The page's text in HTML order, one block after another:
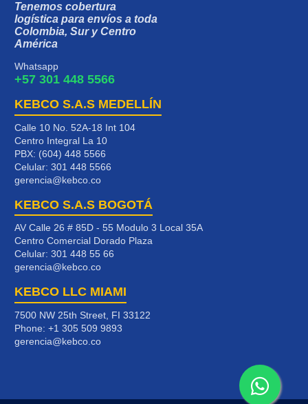
Tenemos cobertura
logística para envíos a toda
Colombia, Sur y Centro
América
Whatsapp
+57 301 448 5566
KEBCO S.A.S MEDELLÍN
Calle 10 No. 52A-18 Int 104
Centro Integral La 10
PBX: (604) 448 5566
Celular: 301 448 5566
gerencia@kebco.co
KEBCO S.A.S BOGOTÁ
AV Calle 26 # 85D - 55 Modulo 3 Local 35A
Centro Comercial Dorado Plaza
Celular: 301 448 55 66
gerencia@kebco.co
KEBCO LLC MIAMI
7500 NW 25th Street, FI 33122
Phone: +1 305 509 9893
gerencia@kebco.co